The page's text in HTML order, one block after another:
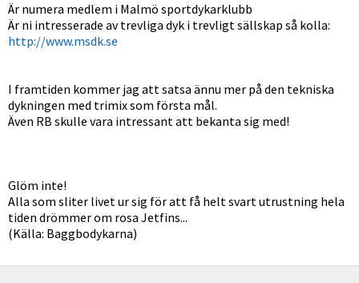
Är numera medlem i Malmö sportdykarklubb
Är ni intresserade av trevliga dyk i trevligt sällskap så kolla:
http://www.msdk.se
I framtiden kommer jag att satsa ännu mer på den tekniska
dykningen med trimix som första mål.
Även RB skulle vara intressant att bekanta sig med!
Glöm inte!
Alla som sliter livet ur sig för att få helt svart utrustning hela
tiden drömmer om rosa Jetfins...
(Källa: Baggbodykarna)